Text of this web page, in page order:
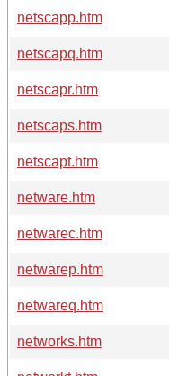
netscapp.htm
netscapq.htm
netscapr.htm
netscaps.htm
netscapt.htm
netware.htm
netwarec.htm
netwarep.htm
netwareq.htm
networks.htm